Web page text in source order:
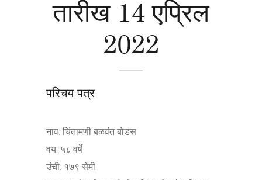
तारीख 14 एप्रिल
2022
परिचय पत्र
नाव: चिंतामणी बळवंत बोडस
वय: ५८ वर्षे
उंची: १७९ सेमी.